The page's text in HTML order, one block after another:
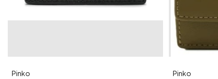
Producent
Pinko Producent
Pinko